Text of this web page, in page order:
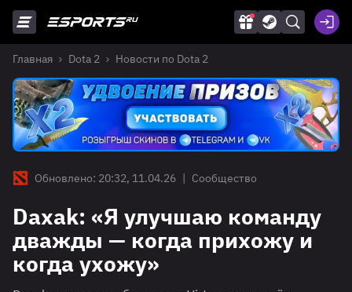
Главная Dota 2 Новости по Dota 2
Обновлено: 20:32, 11.04.26 | Сообщество
Daxak: «Я улучшаю команду
дважды — когда прихожу и
когда ухожу»